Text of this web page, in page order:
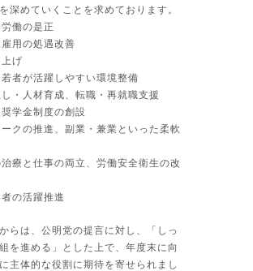
深めていくことを求めております。
働の是正
用の処遇改善
げ
者が活躍しやすい環境整備
・人材育成、転職・再就職支援
学金制度の創設
クの推進、副業・兼業といった柔軟
療と仕事の両立、労働安全衛生の改
の活躍推進
らは、公明党の提言に対し、「しっ
を進める」とした上で、年度末に向
主体的な役割に期待を寄せられまし